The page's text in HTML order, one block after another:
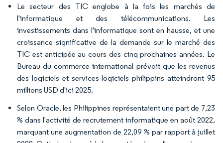
Le secteur des TIC englobe à la fois les marchés de
l'informatique et des télécommunications. Les
investissements dans l'informatique sont en hausse, et une
croissance significative de la demande sur le marché des
TIC est anticipée au cours des cinq prochaines années. Le
Bureau du commerce international prévoit que les revenus
des logiciels et services logiciels philippins atteindront 95
millions USD d'ici 2025.
Selon Oracle, les Philippines représentaient une part de 7,23
% dans l'activité de recrutement informatique en août 2022,
marquant une augmentation de 22,09 % par rapport à juillet